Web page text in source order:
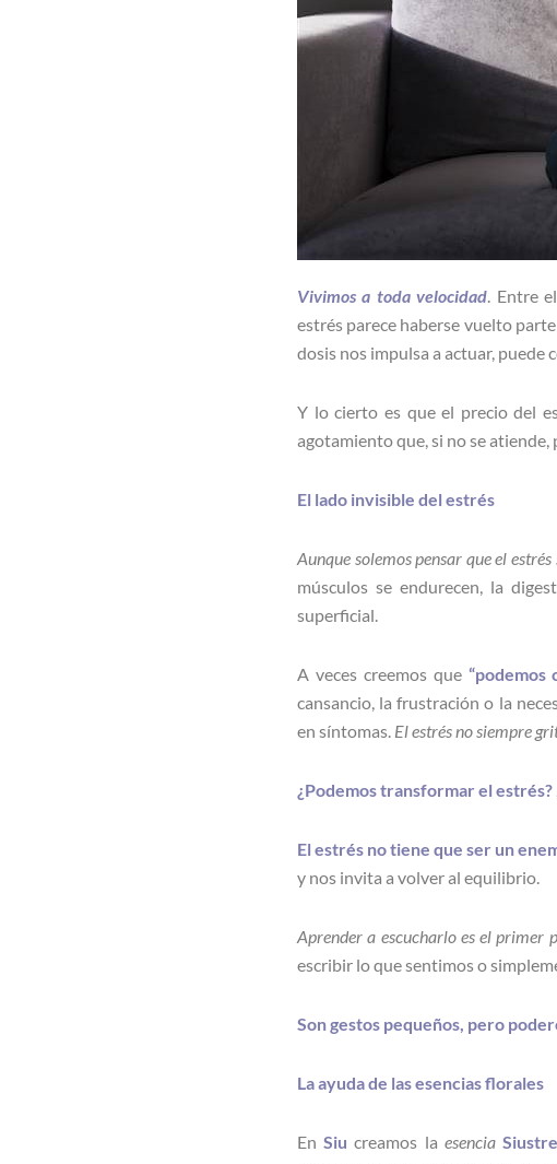
Vivimos a toda velocidad. Entre
estrés parece haberse vuelto
dosis nos impulsa a actuar, puede
Y lo cierto es que el precio del
agotamiento que, si no se
El lado invisible del estrés
Aunque solemos pensar que el
músculos se endurecen, la
superficial.
A veces creemos que “podemos
cansancio, la frustración o la
en síntomas. El estrés no siempre
¿Podemos transformar el estrés?
El estrés no tiene que ser un
y nos invita a volver al equilibrio.
Aprender a escucharlo es el primer
escribir lo que sentimos o
Son gestos pequeños, pero
La ayuda de las esencias florales
EnSiucreamos la esencia